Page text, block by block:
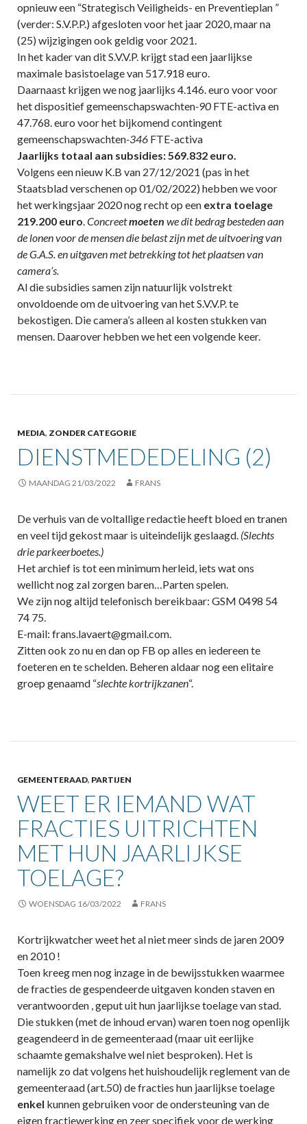
opnieuw een “Strategisch Veiligheids- en Preventieplan ”
(verder: S.V.P.P.) afgesloten voor het jaar 2020, maar na
(25) wijzigingen ook geldig voor 2021.
In het kader van dit S.V.V.P. krijgt stad een jaarlijkse
maximale basistoelage van 517.918 euro.
Daarnaast krijgen we nog jaarlijks 4.146. euro voor voor
het dispositief gemeenschapswachten-90 FTE-activa en
47.768. euro voor het bijkomend contingent
gemeenschapswachten-346 FTE-activa
Jaarlijks totaal aan subsidies: 569.832 euro.
Volgens een nieuw K.B van 27/12/2021 (pas in het
Staatsblad verschenen op 01/02/2022) hebben we voor
het werkingsjaar 2020 nog recht op een extra toelage
219.200 euro.Concreetmoeten we dit bedrag besteden aan
de lonen voor de mensen die belast zijn met de uitvoering van
de G.A.S. en uitgaven met betrekking tot het plaatsen van
camera’s.
Al die subsidies samen zijn natuurlijk volstrekt
onvoldoende om de uitvoering van het S.V.V.P. te
bekostigen. Die camera’s alleen al kosten stukken van
mensen. Daarover hebben we het een volgende keer.
MEDIA, ZONDER CATEGORIE
DIENSTMEDEDELING (2)
MAANDAG 21/03/2022 FRANS
De verhuis van de voltallige redactie heeft bloed en tranen
en veel tijd gekost maar is uiteindelijk geslaagd. (Slechts
drie parkeerboetes.)
Het archief is tot een minimum herleid, iets wat ons
wellicht nog zal zorgen baren…Parten spelen.
We zijn nog altijd telefonisch bereikbaar: GSM 0498 54
74 75.
E-mail: frans.lavaert@gmail.com.
Zitten ook zo nu en dan op FB op alles en iedereen te
foeteren en te schelden. Beheren aldaar nog een elitaire
groep genaamd “slechte kortrijkzanen“.
GEMEENTERAAD, PARTIJEN
WEET ER IEMAND WAT
FRACTIES UITRICHTEN
MET HUN JAARLIJKSE
TOELAGE?
WOENSDAG 16/03/2022 FRANS
Kortrijkwatcher weet het al niet meer sinds de jaren 2009
en 2010 !
Toen kreeg men nog inzage in de bewijsstukken waarmee
de fracties de gespendeerde uitgaven konden staven en
verantwoorden , geput uit hun jaarlijkse toelage van stad.
Die stukken (met de inhoud ervan) waren toen nog openlijk
geagendeerd in de gemeenteraad (maar uit eerlijke
schaamte gemakshalve wel niet besproken). Het is
namelijk zo dat volgens het huishoudelijk reglement van de
gemeenteraad (art.50) de fracties hun jaarlijkse toelage
enkel kunnen gebruiken voor de ondersteuning van de
eigen fractiewerking en zeer specifiek voor de werking